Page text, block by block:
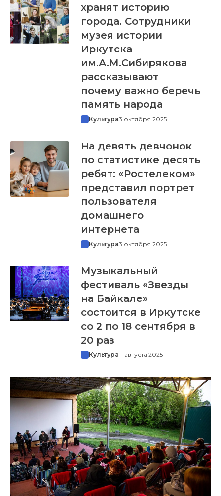
хранят историю
города. Сотрудники
музея истории
Иркутска
им.А.М.Сибирякова
рассказывают
почему важно беречь
память народа
Культура3 октября 2025
На девять девчонок
по статистике десять
ребят: «Ростелеком»
представил портрет
пользователя
домашнего
интернета
Культура3 октября 2025
Музыкальный
фестиваль «Звезды
на Байкале»
состоится в Иркутске
со 2 по 18 сентября в
20 раз
Культура11 августа 2025